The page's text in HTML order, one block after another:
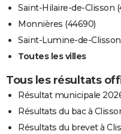
Saint-Hilaire-de-Clisson
Monnières (44690)
Saint-Lumine-de-Clisson
Toutes les villes
Tous les résultats
Résultat municipale
Résultats du bac à
Résultats du brevet à